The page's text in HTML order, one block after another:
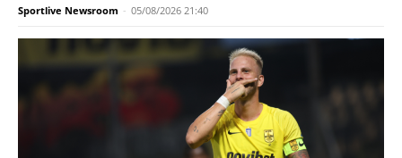
Sportlive Newsroom - 05/08/2026 21:40